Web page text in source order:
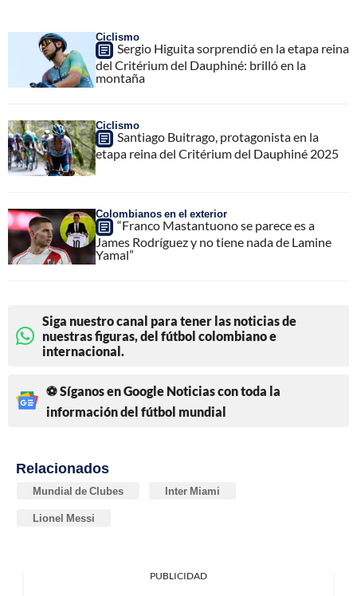
Ciclismo
Sergio Higuita sorprendió en la etapa reina
del Critérium del Dauphiné: brilló en la
montaña
Ciclismo
Santiago Buitrago, protagonista en la
etapa reina del Critérium del Dauphiné 2025
Colombianos en el exterior
“Franco Mastantuono se parece es a
James Rodríguez y no tiene nada de Lamine
Yamal”
Siga nuestro canal para tener las noticias de
nuestras figuras, del fútbol colombiano e
internacional.
⚽ Síganos en Google Noticias con toda la
información del fútbol mundial
Relacionados
Mundial de Clubes Inter Miami
Lionel Messi
PUBLICIDAD